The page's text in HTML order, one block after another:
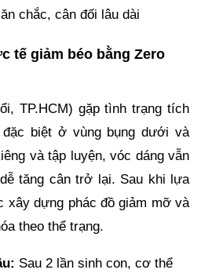
chắc, cân đối lâu dài
tế giảm béo bằng Zero
TP.HCM) gặp tình trạng tích
biệt ở vùng bụng dưới và
và tập luyện, vóc dáng vẫn
tăng cân trở lại. Sau khi lựa
xây dựng phác đồ giảm mỡ và
theo thể trạng.
Sau 2 lần sinh con, cơ thể